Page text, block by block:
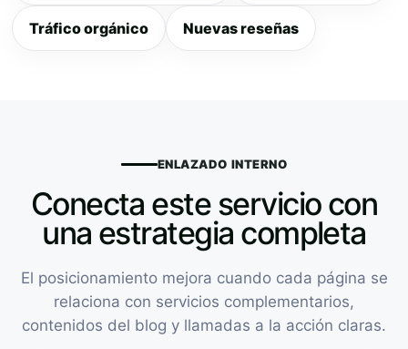
Tráfico orgánico Nuevas reseñas
ENLAZADO INTERNO
Conecta este servicio con
una estrategia completa
El posicionamiento mejora cuando cada página se
relaciona con servicios complementarios,
contenidos del blog y llamadas a la acción claras.